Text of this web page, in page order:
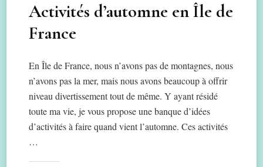
Activités d’automne en Île de
France
En Île de France, nous n’avons pas de montagnes, nous
n’avons pas la mer, mais nous avons beaucoup à offrir
niveau divertissement tout de même. Y ayant résidé
toute ma vie, je vous propose une banque d’idées
d’activités à faire quand vient l’automne. Ces activités
…